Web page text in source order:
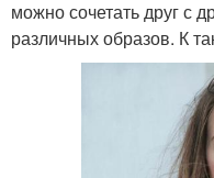
можно сочетать друг с
различных образов. К